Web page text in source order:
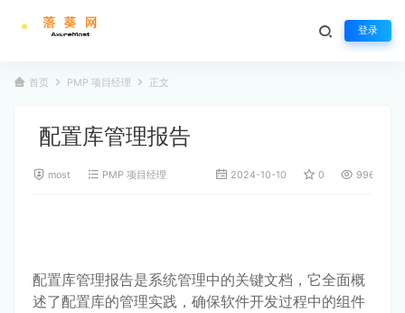
登录
首页 PMP 项目经理 正文
配置库管理报告
most PMP 项目经理 2024-10-10 0 996
配置库管理报告是系统管理中的关键文档，它全面概
述了配置库的管理实践，确保软件开发过程中的组件